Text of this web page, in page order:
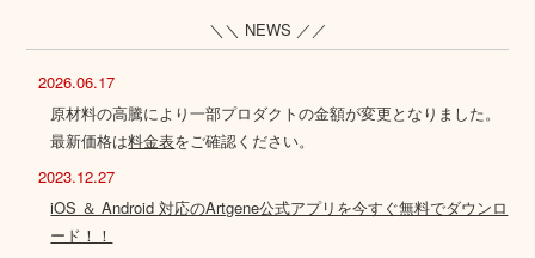
＼＼ NEWS ／／
2026.06.17
原材料の高騰により一部プロダクトの金額が変更となりました。
最新価格は料金表をご確認ください。
2023.12.27
iOS ＆ Android 対応のArtgene公式アプリを今すぐ無料でダウンロ
ード！！